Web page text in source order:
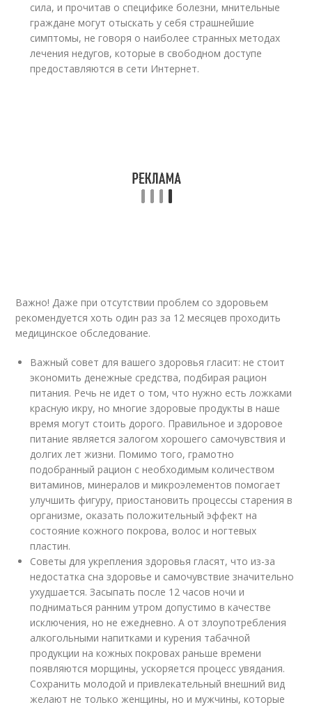
сила, и прочитав о специфике болезни, мнительные
граждане могут отыскать у себя страшнейшие
симптомы, не говоря о наиболее странных методах
лечения недугов, которые в свободном доступе
предоставляются в сети Интернет.
Важно! Даже при отсутствии проблем со здоровьем
рекомендуется хоть один раз за 12 месяцев проходить
медицинское обследование.
Важный совет для вашего здоровья гласит: не стоит
экономить денежные средства, подбирая рацион
питания. Речь не идет о том, что нужно есть ложками
красную икру, но многие здоровые продукты в наше
время могут стоить дорого. Правильное и здоровое
питание является залогом хорошего самочувствия и
долгих лет жизни. Помимо того, грамотно
подобранный рацион с необходимым количеством
витаминов, минералов и микроэлементов помогает
улучшить фигуру, приостановить процессы старения в
организме, оказать положительный эффект на
состояние кожного покрова, волос и ногтевых
пластин.
Советы для укрепления здоровья гласят, что из-за
недостатка сна здоровье и самочувствие значительно
ухудшается. Засыпать после 12 часов ночи и
подниматься ранним утром допустимо в качестве
исключения, но не ежедневно. А от злоупотребления
алкогольными напитками и курения табачной
продукции на кожных покровах раньше времени
появляются морщины, ускоряется процесс увядания.
Сохранить молодой и привлекательный внешний вид
желают не только женщины, но и мужчины, которые